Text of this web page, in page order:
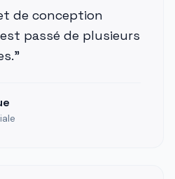
de conception
passé de plusieurs
"